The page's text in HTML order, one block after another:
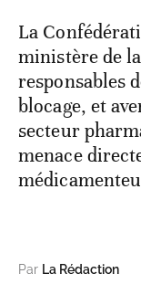
La
ministère de
responsables
blocage, et
secteur
menace
Par La Rédaction